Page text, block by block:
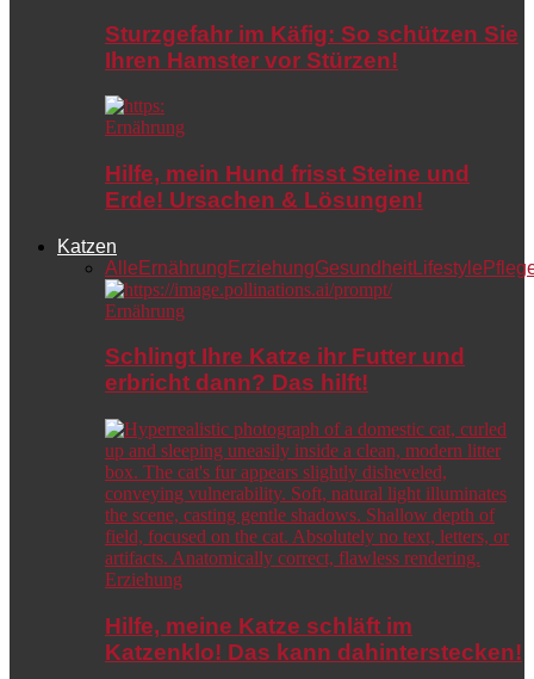
Sturzgefahr im Käfig: So schützen Sie
Ihren Hamster vor Stürzen!
Ernährung
Hilfe, mein Hund frisst Steine und
Erde! Ursachen & Lösungen!
Katzen
Alle Ernährung ErziehungGesundheitLifestyle
Ernährung
Schlingt Ihre Katze ihr Futter und
erbricht dann? Das hilft!
Erziehung
Hilfe, meine Katze schläft im
Katzenklo! Das kann dahinterstecken!